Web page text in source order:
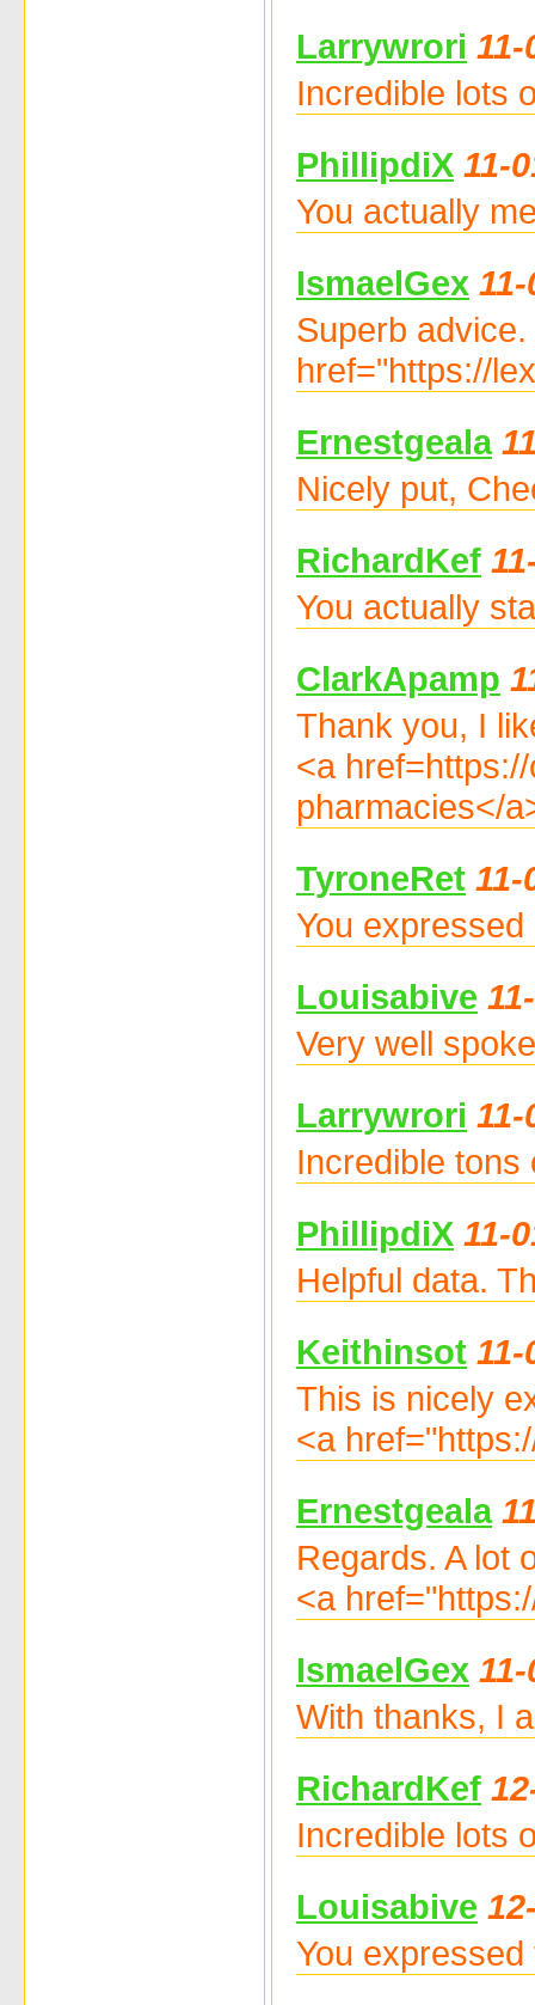
Larrywrori 11-
Incredible lots
PhillipdiX 11-
You actually
IsmaelGex
Superb
href="https://
Ernestgeala
Nicely put,
RichardKef
You actually
ClarkApamp
Thank you, I
<a
pharmacies</
TyroneRet 11-
You
Louisabive
Very well
Larrywrori 11-
Incredible tons
PhillipdiX 11-
Helpful data.
Keithinsot 11-
This is nicely
<a
Ernestgeala
Regards. A lot
<a
IsmaelGex
With thanks, I
RichardKef
Incredible lots
Louisabive
You